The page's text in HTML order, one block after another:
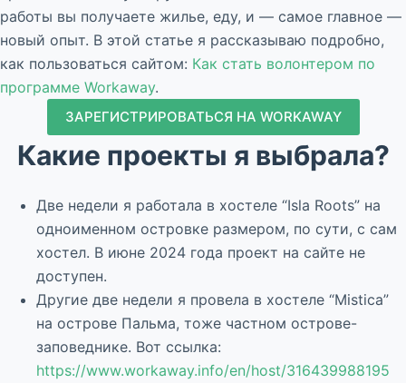
работы вы получаете жилье, еду, и — самое главное —
новый опыт. В этой статье я рассказываю подробно,
как пользоваться сайтом: Как стать волонтером по
программе Workaway.
ЗАРЕГИСТРИРОВАТЬСЯ НА WORKAWAY
Какие проекты я выбрала?
Две недели я работала в хостеле “Isla Roots” на
одноименном островке размером, по сути, с сам
хостел. В июне 2024 года проект на сайте не
доступен.
Другие две недели я провела в хостеле “Mistica”
на острове Пальма, тоже частном острове-
заповеднике. Вот ссылка:
https://www.workaway.info/en/host/316439988195